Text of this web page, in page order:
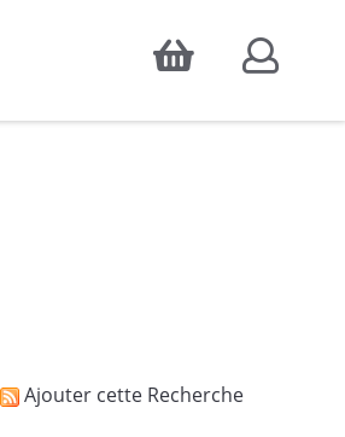
Accepter
que pour
Ajouter cette Recherche